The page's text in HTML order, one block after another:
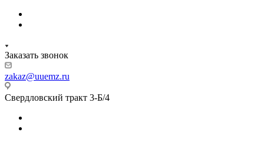
Заказать звонок
zakaz@uuemz.ru
Свердловский тракт 3-Б/4